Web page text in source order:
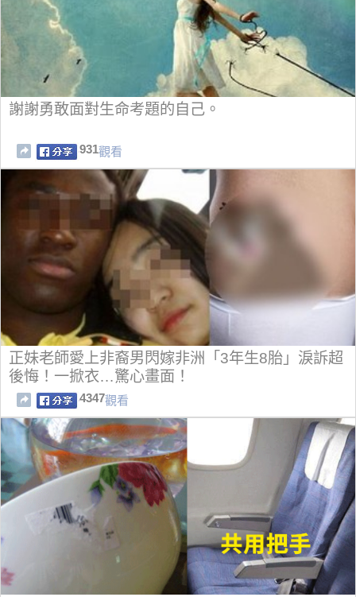
謝謝勇敢面對生命考題的自己。
931觀看
正妹老師愛上非裔男閃嫁非洲「3年生8胎」淚訴超
後悔！一掀衣…驚心畫面！
4347觀看